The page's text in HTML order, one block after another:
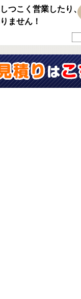
つこく営業したり、
ません！